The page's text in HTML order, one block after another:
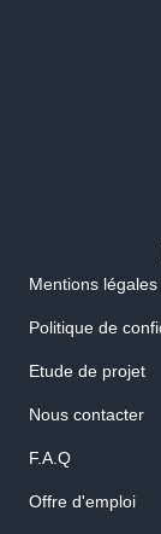
Mentions légales
Politique de
Etude de projet
Nous contacter
F.A.Q
Offre d'emploi